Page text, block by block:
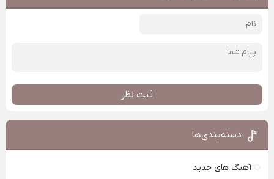
ثبت نظر
دسته‌بندی‌ها
آهنگ های جدید